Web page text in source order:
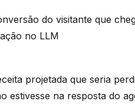
do visitante que
no LLM
projetada que seria
estivesse na resposta do